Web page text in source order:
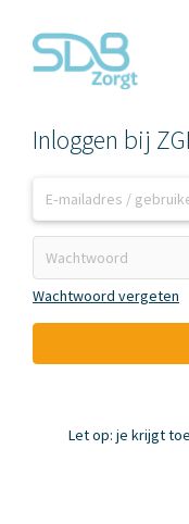
Inloggen bij
Wachtwoord vergeten
Let op: je krijgt